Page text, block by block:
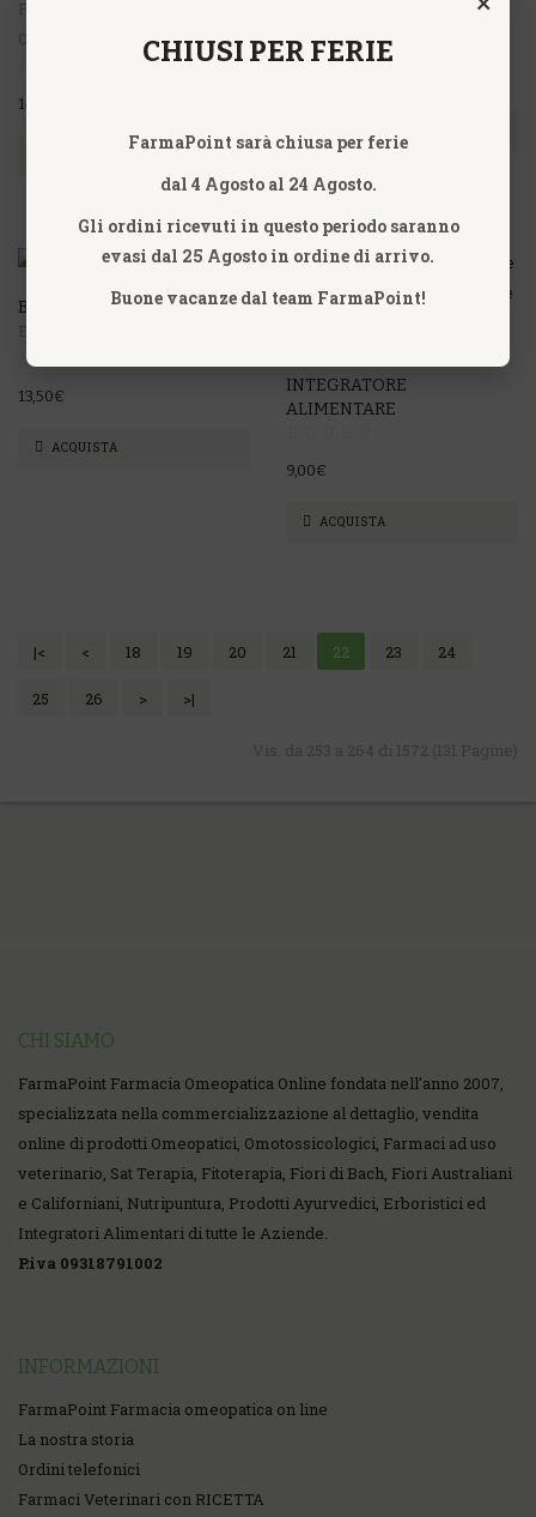
14,90€
BALSAMO TAILANDESE
13,50€
ACQUISTA
INTEGRATORE
ALIMENTARE
9,00€
ACQUISTA
|< < 18 19 20 21 22 23 24
25 26 > >|
CHI SIAMO
FarmaPoint Farmacia Omeopatica Online fondata nell'anno 2007,
specializzata nella commercializzazione al dettaglio, vendita
online di prodotti Omeopatici, Omotossicologici, Farmaci ad uso
veterinario, Sat Terapia, Fitoterapia, Fiori di Bach, Fiori Australiani
e Californiani, Nutripuntura, Prodotti Ayurvedici, Erboristici ed
Integratori Alimentari di tutte le Aziende.
P.iva 09318791002
INFORMAZIONI
FarmaPoint Farmacia omeopatica on line
La nostra storia
Ordini telefonici
Farmaci Veterinari con RICETTA
CHIUSI PER FERIE
FarmaPoint sarà chiusa per ferie
dal 4 Agosto al 24 Agosto.
Gli ordini ricevuti in questo periodo saranno
evasi dal 25 Agosto in ordine di arrivo.
Buone vacanze dal team FarmaPoint!